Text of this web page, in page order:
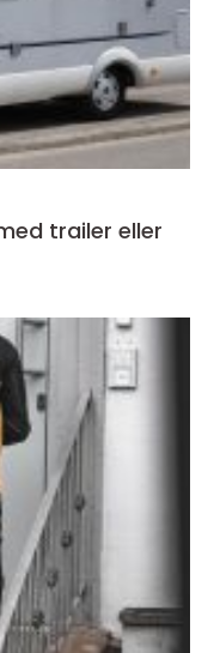
trailer eller